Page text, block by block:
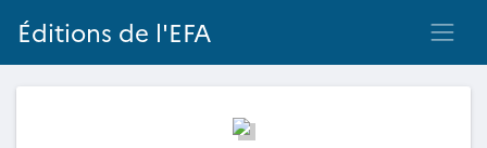
Éditions de l'EFA